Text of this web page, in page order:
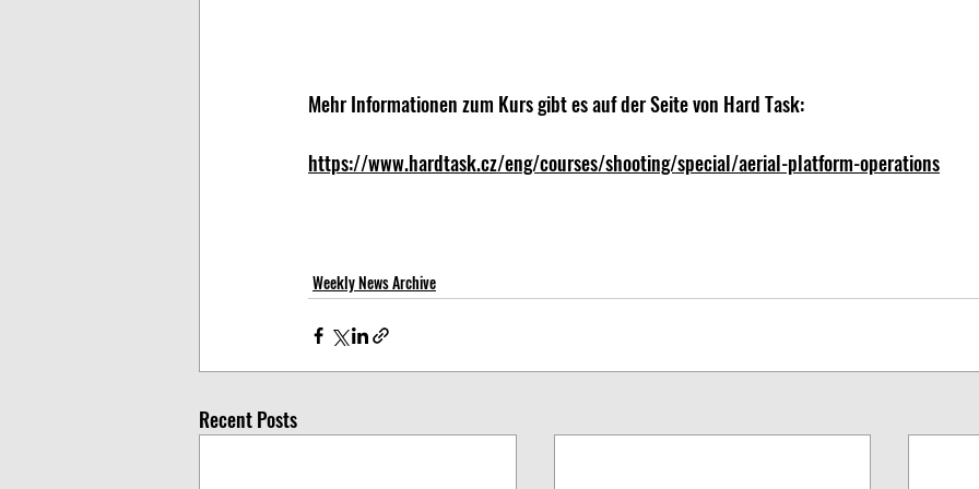
Mehr Informationen zum Kurs gibt es auf der Seite von Hard Task:
https://www.hardtask.cz/eng/courses/shooting/special/aerial-platform-operations
Weekly News Archive
Recent Posts